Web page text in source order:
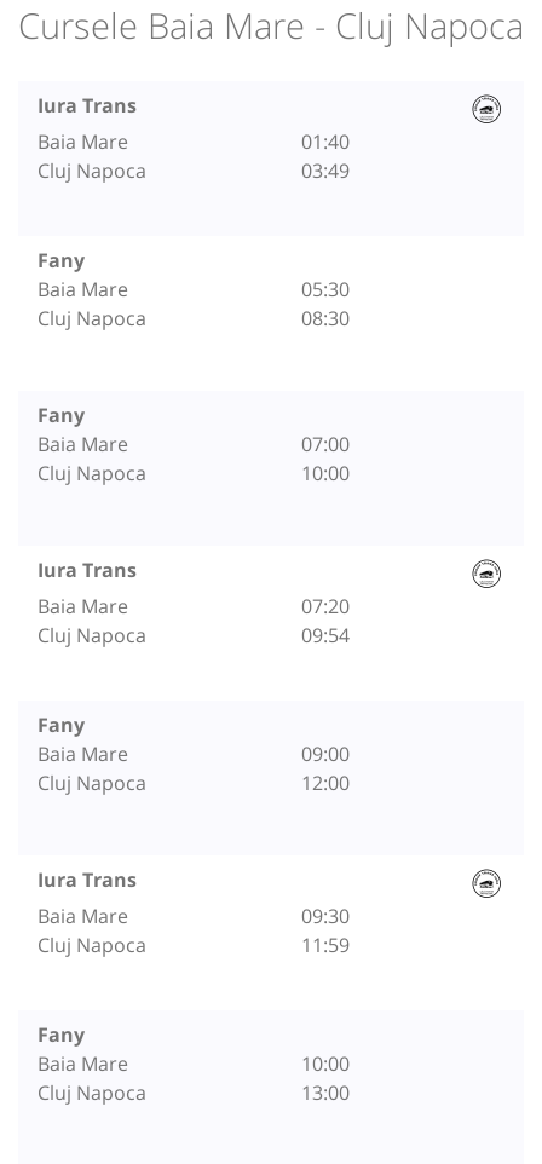
Cursele Baia Mare - Cluj Napoca
Iura Trans
Baia Mare
Cluj Napoca
01:40
03:49
Fany
Baia Mare
Cluj Napoca
05:30
08:30
Fany
Baia Mare
Cluj Napoca
07:00
10:00
Iura Trans
Baia Mare
Cluj Napoca
07:20
09:54
Fany
Baia Mare
Cluj Napoca
09:00
12:00
Iura Trans
Baia Mare
Cluj Napoca
09:30
11:59
Fany
Baia Mare
Cluj Napoca
10:00
13:00